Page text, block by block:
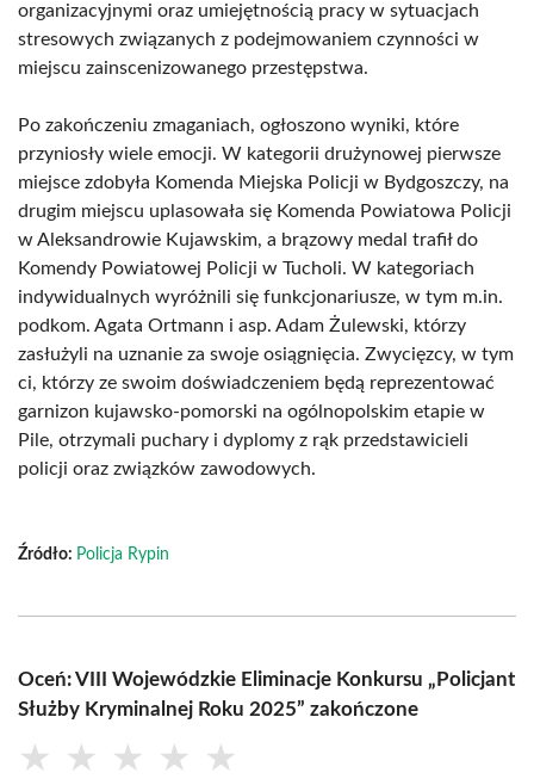
organizacyjnymi oraz umiejętnością pracy w sytuacjach
stresowych związanych z podejmowaniem czynności w
miejscu zainscenizowanego przestępstwa.
Po zakończeniu zmaganiach, ogłoszono wyniki, które
przyniosły wiele emocji. W kategorii drużynowej pierwsze
miejsce zdobyła Komenda Miejska Policji w Bydgoszczy, na
drugim miejscu uplasowała się Komenda Powiatowa Policji
w Aleksandrowie Kujawskim, a brązowy medal trafił do
Komendy Powiatowej Policji w Tucholi. W kategoriach
indywidualnych wyróżnili się funkcjonariusze, w tym m.in.
podkom. Agata Ortmann i asp. Adam Żulewski, którzy
zasłużyli na uznanie za swoje osiągnięcia. Zwycięzcy, w tym
ci, którzy ze swoim doświadczeniem będą reprezentować
garnizon kujawsko-pomorski na ogólnopolskim etapie w
Pile, otrzymali puchary i dyplomy z rąk przedstawicieli
policji oraz związków zawodowych.
Źródło: Policja Rypin
Oceń: VIII Wojewódzkie Eliminacje Konkursu „Policjant
Służby Kryminalnej Roku 2025” zakończone
★ ★ ★ ★ ★